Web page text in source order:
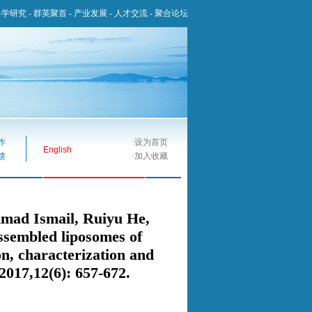
研究 - 群英聚首 - 产业发展 - 人才交流 - 聚合论坛
English
·设为首页
·加入收藏
Ismail, Ruiyu He,
liposomes of
characterization and
657-672.